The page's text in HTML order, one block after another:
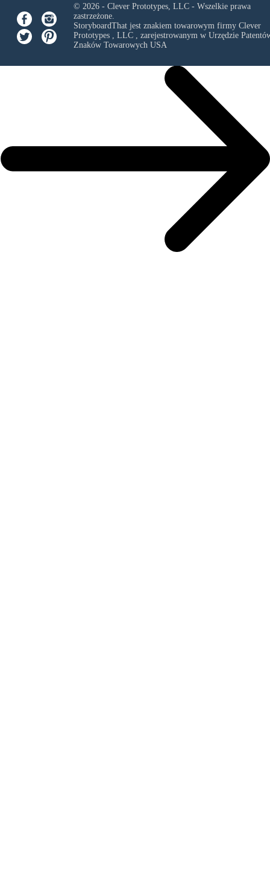
© 2026 - Clever Prototypes, LLC - Wszelkie prawa
zastrzeżone.
StoryboardThat jest znakiem towarowym firmy Clever
Prototypes , LLC, zarejestrowanym w Urzędzie
Znaków Towarowych USA